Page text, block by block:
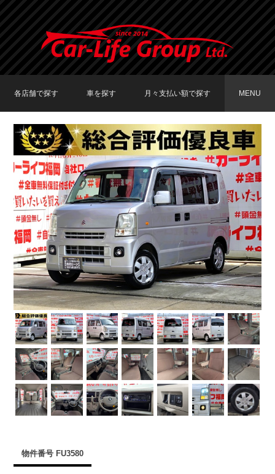
各店舗で探す
TOKYO店在庫車両
大阪店在庫車両
福岡店在庫車両
車を探す
車種で探す
メーカーで探す
月々支払い額で探す
〜19,999円
20,000円〜29,999円
30,000円〜39,999円
40,000円〜49,999円
50,000円〜
MENU
物件番号 FU3580